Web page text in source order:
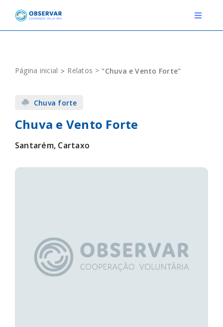
content
Toggle
EVENTOS
DEFINIÇÕES
F.A.Q.
Página inicial Relatos "Chuva e Vento Forte"
Chuva forte
Chuva e Vento Forte
Santarém, Cartaxo